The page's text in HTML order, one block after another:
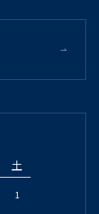
土
1